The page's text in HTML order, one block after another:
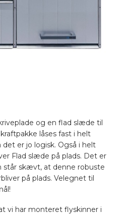
og en flad slæde til
låses fast i helt
er jo logisk. Også i helt
Flad slæde på plads. Det er
står skævt, at denne robuste
på plads. Velegnet til
vi har monteret flyskinner i